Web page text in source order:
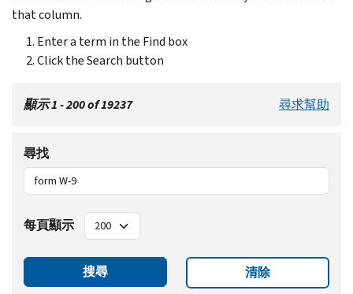
that column.
Enter a term in the Find box
Click the Search button
顯示 1 - 200 of 19237 尋求幫助
尋找
每頁顯示
搜尋 清除